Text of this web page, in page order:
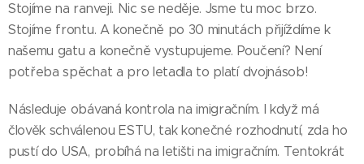
Stojíme na ranveji. Nic se neděje. Jsme tu moc brzo.
Stojíme frontu. A konečně po 30 minutách přijíždíme k
našemu gatu a konečně vystupujeme. Poučení? Není
potřeba spěchat a pro letadla to platí dvojnásob!
Následuje obávaná kontrola na imigračním. I když má
člověk schválenou ESTU, tak konečné rozhodnutí, zda ho
pustí do USA, probíhá na letišti na imigračním. Tentokrát